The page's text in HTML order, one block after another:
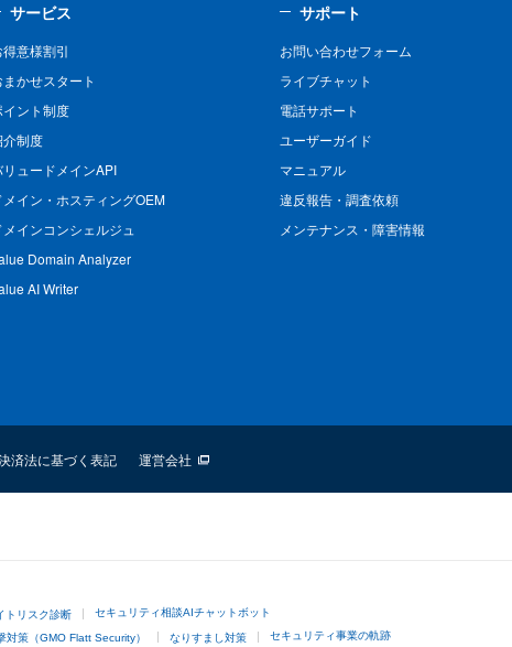
サービス
得意様割引
まかせスタート
イント制度
介制度
リュードメインAPI
メイン・ホスティングOEM
メインコンシェルジュ
Domain Analyzer
AI Writer
サポート
お問い合わせフォーム
ライブチャット
電話サポート
ユーザーガイド
マニュアル
違反報告・調査依頼
メンテナンス・障害情報
済法に基づく表記 運営会社
トリスク診断 セキュリティ相談AIチャットボット
対策（GMO Flatt Security） なりすまし対策 セキュリティ事業の軌跡